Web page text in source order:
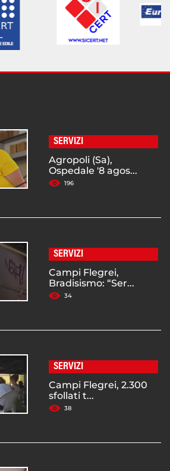
SERVIZI
Agropoli (Sa),
Ospedale '8 agos...
196
SERVIZI
Campi Flegrei,
Bradisismo: “Ser...
34
SERVIZI
Campi Flegrei, 2.300
sfollati t...
38